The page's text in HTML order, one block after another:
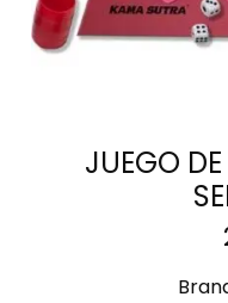
JUEGO